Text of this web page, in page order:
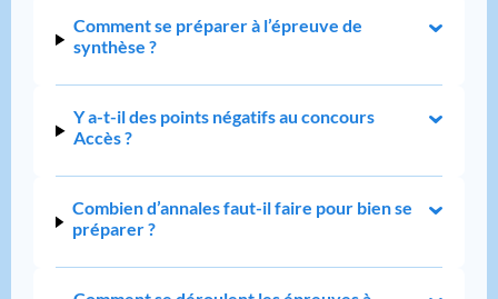
Comment se préparer à l’épreuve de
synthèse ?
Y a-t-il des points négatifs au concours
Accès ?
Combien d’annales faut-il faire pour bien se
préparer ?